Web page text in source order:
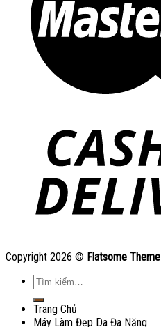
Copyright 2026 © Flatsome Theme
Tìm
kiếm:
Trang Chủ
Máy Làm Đẹp Da Đa Năng